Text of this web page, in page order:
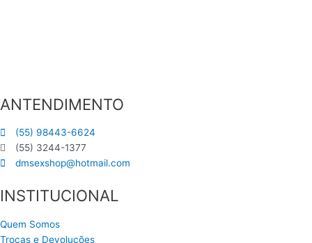
ANTENDIMENTO
(55) 98443-6624
(55) 3244-1377
dmsexshop@hotmail.com
INSTITUCIONAL
Quem Somos
Trocas e Devoluções